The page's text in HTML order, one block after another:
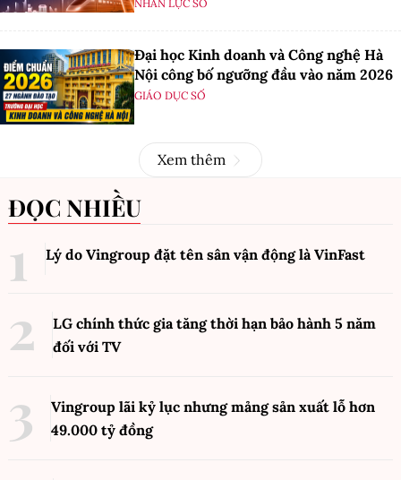
NHÂN LỰC SỐ
Đại học Kinh doanh và Công nghệ Hà
Nội công bố ngưỡng đầu vào năm 2026
GIÁO DỤC SỐ
Xem thêm
ĐỌC NHIỀU
Lý do Vingroup đặt tên sân vận động là VinFast
LG chính thức gia tăng thời hạn bảo hành 5 năm
đối với TV
Vingroup lãi kỷ lục nhưng mảng sản xuất lỗ hơn
49.000 tỷ đồng